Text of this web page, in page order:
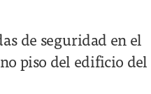
de seguridad en el
piso del edificio del